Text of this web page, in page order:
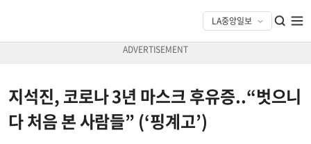
지석진, 코로나 3년 마스크 후유증..“벗으니
다 처음 본 사람들” (‘핑계고’)